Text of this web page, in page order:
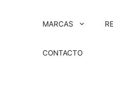
MARCAS
CONTACTO